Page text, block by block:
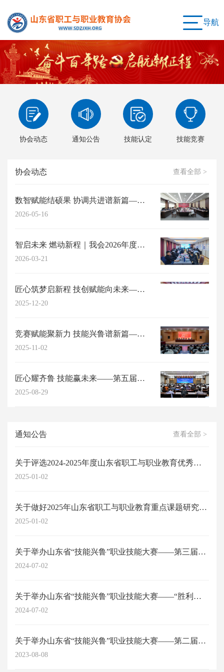
导航
协会动态 通知公告 技能认定 技能竞赛
协会动态 查看全部 >
数智赋能结硕果 协调共进谱新篇——我会2026年度高阶能力提升研习工作坊圆满...
2026-05-16
智启未来 燃动新程｜我会2026年度高阶能力提升研习工作坊成功举办
2026-03-21
匠心筑梦启新程 技创赋能向未来——山东省职工与职业教育协会2025年年会在济...
2025-12-20
竞赛赋能聚新力 技能兴鲁谱新篇——第五届山东省职工与职业教育（职业培训师）职...
2025-11-02
匠心耀齐鲁 技能赢未来——第五届山东省职工与职业教育职业技能竞赛复赛圆满结束
2025-08-29
通知公告 查看全部 >
关于评选2024-2025年度山东省职工与职业教育优秀科研成果的通知
2025-01-02
关于做好2025年山东省职工与职业教育重点课题研究工作的通知
2025-01-02
关于举办山东省“技能兴鲁”职业技能大赛——第三届山东省劳动关系协调师职业技能...
2024-07-02
关于举办山东省“技能兴鲁”职业技能大赛——“胜利杯”第四届山东省职工与职业教...
2024-07-02
关于举办山东省“技能兴鲁”职业技能大赛——第二届山东省劳动关系协调员职业技能...
2023-08-08